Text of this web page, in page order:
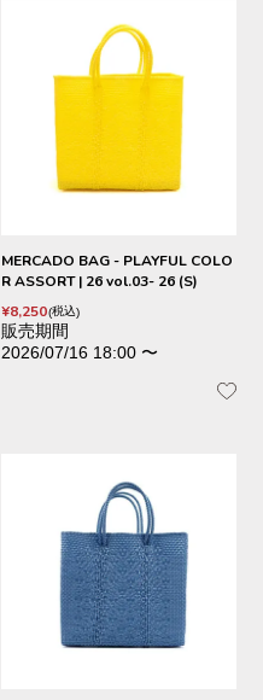
MERCADO BAG - PLAYFUL COLO
R ASSORT | 26 vol.03- 26 (S)
¥8,250 税込
販売期間
2026/07/16 18:00 〜